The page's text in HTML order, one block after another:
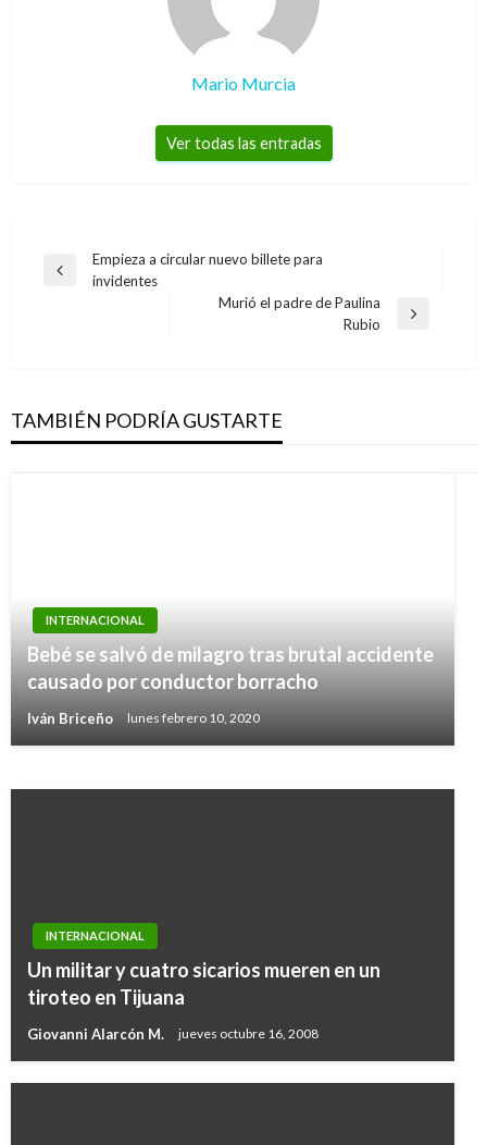
Mario Murcia
Ver todas las entradas
Navegación
Entrada
Empieza a circular nuevo billete para
invidentes
Murió el padre de Paulina
Rubio
TAMBIÉN PODRÍA GUSTARTE
INTERNACIONAL
Bebé se salvó de milagro tras brutal accidente
causado por conductor borracho
Iván Briceño lunes febrero 10, 2020
Régimen de Maduro exige a EE.UU. respeto a
su soberanía tras denunciar supuesta
violación territorial por buque de la Guardia
INTERNACIONAL
Un militar y cuatro sicarios mueren en un
tiroteo en Tijuana
Giovanni Alarcón M. jueves octubre 16, 2008